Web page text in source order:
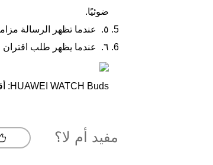
ضوئيًا.
٥.
عندما تظهر الرسالة
٦.
عندما يظهر طلب
HUAWEI WATCH Buds: أقرن ساعتك بهاتفك أولاً، وستبدأ سماعات الأذن الاقتران تلقائيًا بهاتفك.
مفيد أم لا؟